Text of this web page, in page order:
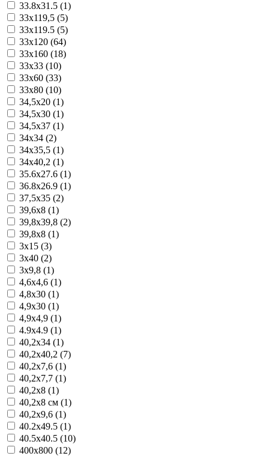
33.8x31.5 (1)
33x119,5 (5)
33x119.5 (5)
33x120 (64)
33x160 (18)
33x33 (10)
33x60 (33)
33x80 (10)
34,5x20 (1)
34,5x30 (1)
34,5x37 (1)
34x34 (2)
34x35,5 (1)
34x40,2 (1)
35.6x27.6 (1)
36.8x26.9 (1)
37,5x35 (2)
39,6x8 (1)
39,8x39,8 (2)
39,8x8 (1)
3x15 (3)
3x40 (2)
3x9,8 (1)
4,6x4,6 (1)
4,8x30 (1)
4,9x30 (1)
4,9x4,9 (1)
4.9x4.9 (1)
40,2x34 (1)
40,2x40,2 (7)
40,2x7,6 (1)
40,2x7,7 (1)
40,2x8 (1)
40,2x8 см (1)
40,2x9,6 (1)
40.2x49.5 (1)
40.5x40.5 (10)
400x800 (12)